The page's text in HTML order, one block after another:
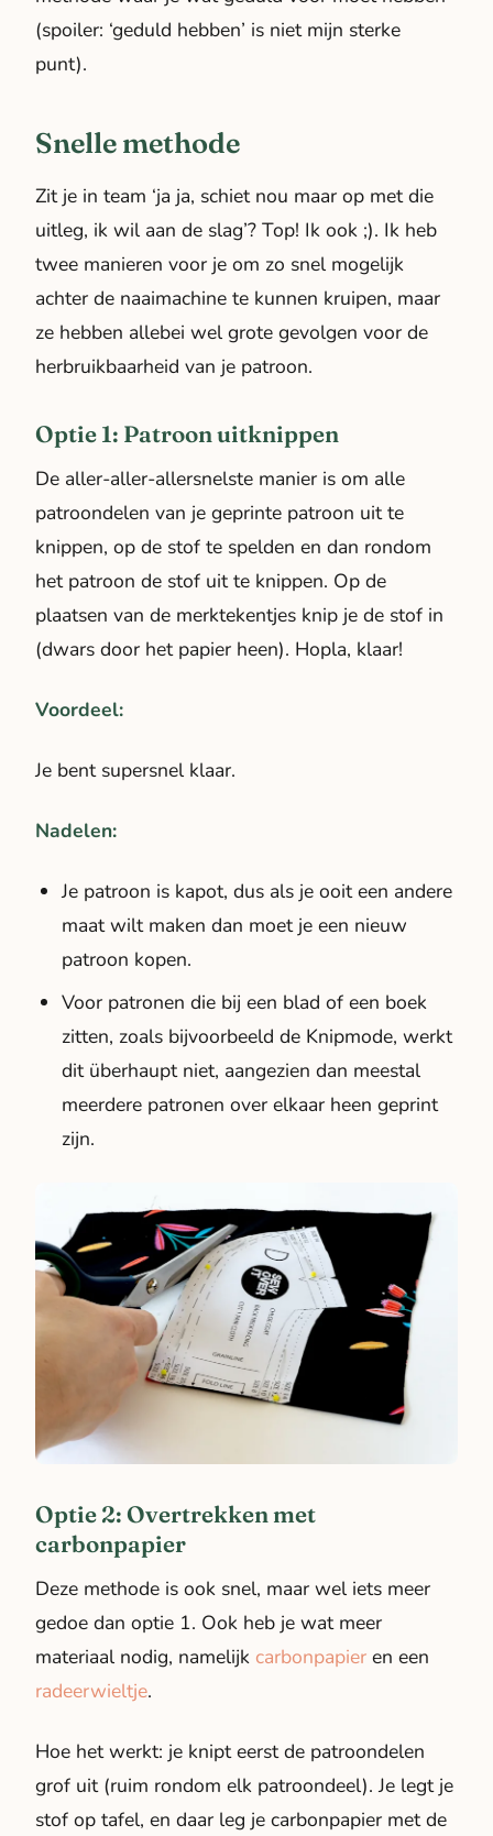
(spoiler: ‘geduld hebben’ is niet mijn sterke
punt).
Snelle methode
Zit je in team ‘ja ja, schiet nou maar op met die
uitleg, ik wil aan de slag’? Top! Ik ook ;). Ik heb
twee manieren voor je om zo snel mogelijk
achter de naaimachine te kunnen kruipen, maar
ze hebben allebei wel grote gevolgen voor de
herbruikbaarheid van je patroon.
Optie 1: Patroon uitknippen
De aller-aller-allersnelste manier is om alle
patroondelen van je geprinte patroon uit te
knippen, op de stof te spelden en dan rondom
het patroon de stof uit te knippen. Op de
plaatsen van de merktekentjes knip je de stof in
(dwars door het papier heen). Hopla, klaar!
Voordeel:
Je bent supersnel klaar.
Nadelen:
Je patroon is kapot, dus als je ooit een andere
maat wilt maken dan moet je een nieuw
patroon kopen.
Voor patronen die bij een blad of een boek
zitten, zoals bijvoorbeeld de Knipmode, werkt
dit überhaupt niet, aangezien dan meestal
meerdere patronen over elkaar heen geprint
zijn.
Optie 2: Overtrekken met
carbonpapier
Deze methode is ook snel, maar wel iets meer
gedoe dan optie 1. Ook heb je wat meer
materiaal nodig, namelijk carbonpapier en een
radeerwieltje.
Hoe het werkt: je knipt eerst de patroondelen
grof uit (ruim rondom elk patroondeel). Je legt je
stof op tafel, en daar leg je carbonpapier met de